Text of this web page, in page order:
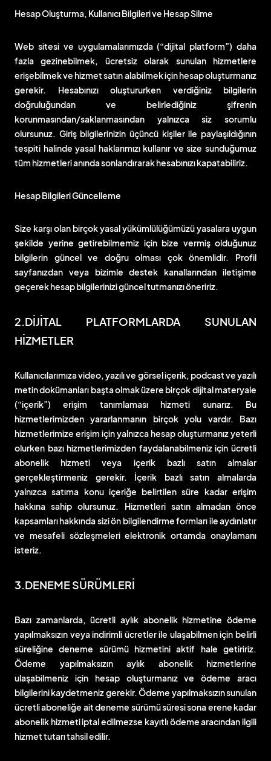
Hesap Oluşturma, Kullanıcı Bilgileri ve Hesap Silme
Web sitesi ve uygulamalarımızda (“dijital platform”) daha
fazla gezinebilmek, ücretsiz olarak sunulan hizmetlere
erişebilmek ve hizmet satın alabilmek için hesap oluşturmanız
gerekir. Hesabınızı oluştururken verdiğiniz bilgilerin
doğruluğundan ve belirlediğiniz şifrenin
korunmasından/saklanmasından yalnızca siz sorumlu
olursunuz. Giriş bilgilerinizin üçüncü kişiler ile paylaşıldığının
tespiti halinde yasal haklarımızı kullanır ve size sunduğumuz
tüm hizmetleri anında sonlandırarak hesabınızı kapatabiliriz.
Hesap Bilgileri Güncelleme
Size karşı olan birçok yasal yükümlülüğümüzü yasalara uygun
şekilde yerine getirebilmemiz için bize vermiş olduğunuz
bilgilerin güncel ve doğru olması çok önemlidir. Profil
sayfanızdan veya bizimle destek kanallarından iletişime
geçerek hesap bilgilerinizi güncel tutmanızı öneririz.
2.DİJİTAL PLATFORMLARDA SUNULAN
HİZMETLER
Kullanıcılarımıza video, yazılı ve görsel içerik, podcast ve yazılı
metin dokümanları başta olmak üzere birçok dijital materyale
(“içerik”) erişim tanımlaması hizmeti sunarız. Bu
hizmetlerimizden yararlanmanın birçok yolu vardır. Bazı
hizmetlerimize erişim için yalnızca hesap oluşturmanız yeterli
olurken bazı hizmetlerimizden faydalanabilmeniz için ücretli
abonelik hizmeti veya içerik bazlı satın almalar
gerçekleştirmeniz gerekir. İçerik bazlı satın almalarda
yalnızca satıma konu içeriğe belirtilen süre kadar erişim
hakkına sahip olursunuz. Hizmetleri satın almadan önce
kapsamları hakkında sizi ön bilgilendirme formları ile aydınlatır
ve mesafeli sözleşmeleri elektronik ortamda onaylamanı
isteriz.
3.DENEME SÜRÜMLERİ
Bazı zamanlarda, ücretli aylık abonelik hizmetine ödeme
yapılmaksızın veya indirimli ücretler ile ulaşabilmen için belirli
süreliğine deneme sürümü hizmetini aktif hale getiririz.
Ödeme yapılmaksızın aylık abonelik hizmetlerine
ulaşabilmeniz için hesap oluşturmanız ve ödeme aracı
bilgilerini kaydetmeniz gerekir. Ödeme yapılmaksızın sunulan
ücretli aboneliğe ait deneme sürümü süresi sona erene kadar
abonelik hizmeti iptal edilmezse kayıtlı ödeme aracından ilgili
hizmet tutarı tahsil edilir.